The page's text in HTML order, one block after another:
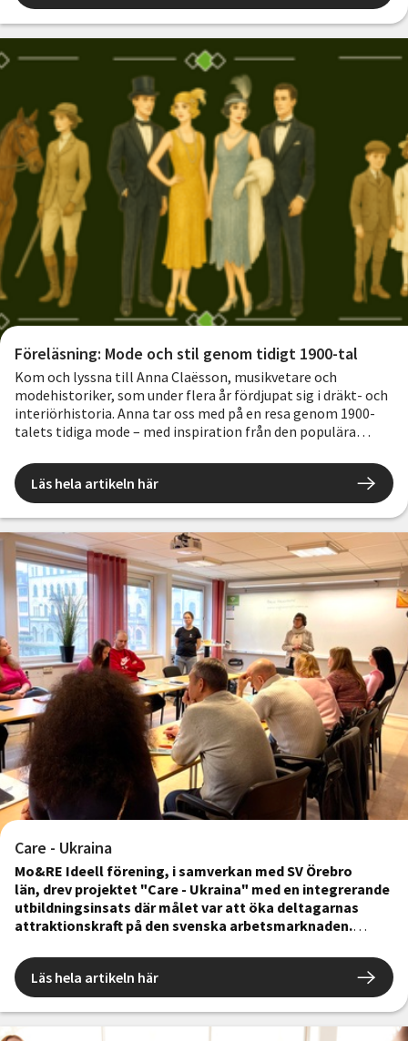
Föreläsning: Mode och stil genom tidigt 1900-tal
Kom och lyssna till Anna Claësson, musikvetare och
modehistoriker, som under flera år fördjupat sig i dräkt- och
interiörhistoria. Anna tar oss med på en resa genom 1900-
talets tidiga mode – med inspiration från den populära
Läs hela artikeln här
Care - Ukraina
Mo&RE Ideell förening, i samverkan med SV Örebro
län, drev projektet "Care - Ukraina" med en integrerande
utbildningsinsats där målet var att öka deltagarnas
attraktionskraft på den svenska arbetsmarknaden.
unionen/Europeiska socialfonden.
Projektet har haft som syfte att underlätta etablering på
arbetsmarknaden för ukrainska flyktingar som omfattas av
massflyktsdirektivet. I projektet har vi bland annat erbjudit
kompetenshöjande insatser i svenska språket, studie- och
yrkesvägledande insatser, företagsbesök samt
Läs hela artikeln här